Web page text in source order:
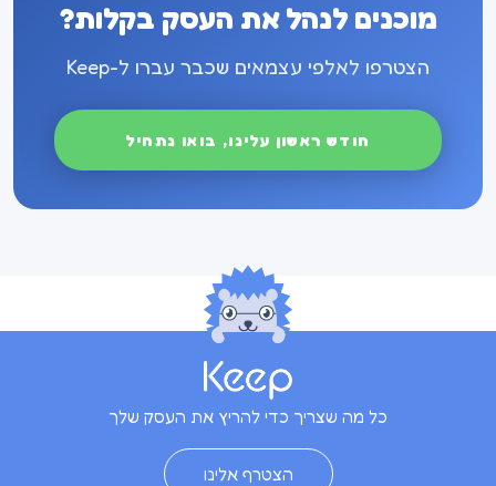
מוכנים לנהל את העסק בקלות?
הצטרפו לאלפי עצמאים שכבר עברו ל-Keep
חודש ראשון עלינו, בואו נתחיל
כל מה שצריך כדי להריץ את העסק שלך
הצטרף אלינו